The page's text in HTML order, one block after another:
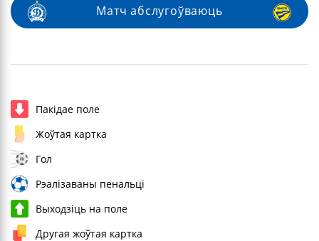
Матч абслугоўваюць
Пакідае поле
Жоўтая картка
Гол
Рэалізаваны пенальці
Выходзіць на поле
Другая жоўтая картка